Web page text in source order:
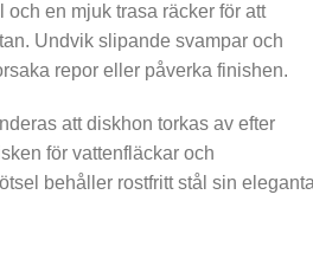
en mjuk trasa räcker för att
Undvik slipande svampar och
repor eller påverka finishen.
att diskhon torkas av efter
för vattenfläckar och
behåller rostfritt stål sin